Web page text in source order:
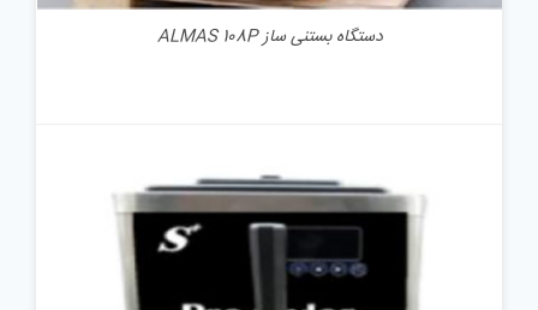
دستگاه بستنی ساز ALMAS 108P